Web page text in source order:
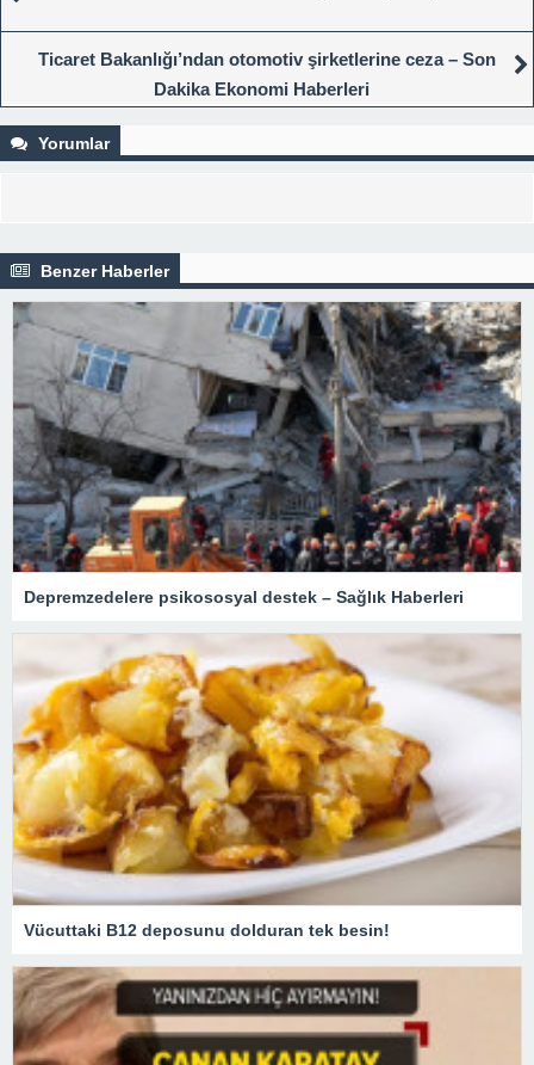
Ticaret Bakanlığı’ndan otomotiv şirketlerine ceza – Son
Dakika Ekonomi Haberleri
Yorumlar
Benzer Haberler
Depremzedelere psikososyal destek – Sağlık Haberleri
Vücuttaki B12 deposunu dolduran tek besin!